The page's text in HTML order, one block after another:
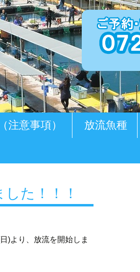
注意事項） 放流魚種
た！！！
)より、放流を開始しま